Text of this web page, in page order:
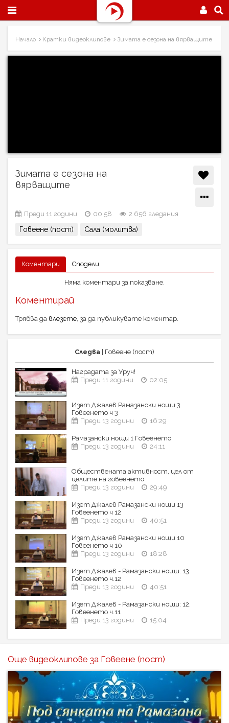
Начало Кратки видеоклипове Зимата е сезона на вярващите
Зимата е сезона на
вярващите
Преди 11 години 00:58 2 656 гледания
Говеене (пост) Сала (молитва)
Коментари Сподели
Няма коментари за показване.
Коментирай
Трябва да влезете, за да публикувате коментар.
Следва | Говеене (пост)
Наградата за Уруч!
Преди 11 години
02:05
Изет Джалев Рамазански нощи 3
Говеенето ч 3
Преди 13 години
16:29
Рамазански нощи 1 Говеенето
Преди 13 години
24:11
Обществената активност, цел от
целите на говеенето
Преди 13 години
29:49
Изет Джалев Рамазански нощи 13
Говеенето ч 12
Преди 13 години
40:51
Изет Джалев Рамазански нощи 10
Говеенето ч 10
Преди 13 години
18:28
Изет Джалев - Рамазански нощи: 13.
Говеенето ч.12
Преди 13 години
40:51
Изет Джалев - Рамазански нощи: 12.
Говеенето ч.11
Преди 13 години
15:04
Още видеоклипове за Говеене (пост)